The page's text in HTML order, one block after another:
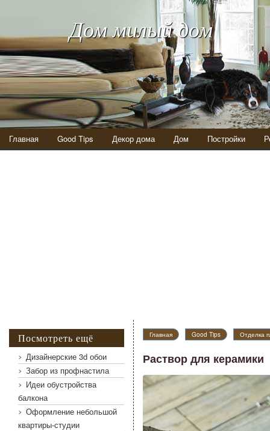
Дом милый дом
Главная Good Tips Декор дома Дом Постройки
Главная Good Tips Отделка
Раствор для керамики
Посмотреть ещё
Дизайнерские 3d обои
Забор из профнастила
Идеи обустройства
балкона
Оформление небольшой
квартиры-студии